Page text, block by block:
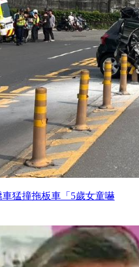
猛撞拖板車「5歲女童嚇